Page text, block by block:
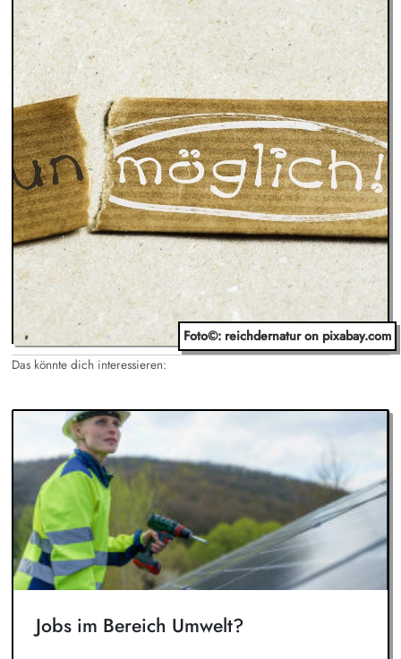
Foto©: reichdernatur on pixabay.com
Das könnte dich interessieren:
Jobs im Bereich Umwelt?